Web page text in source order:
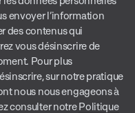
envoyer l’information
des contenus qui
vous désinscrire de
Pour plus
sur notre pratique
nous nous engageons à
consulter notrePolitique